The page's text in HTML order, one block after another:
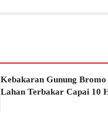
Kebakaran Gunung
Lahan Terbakar Capai 10